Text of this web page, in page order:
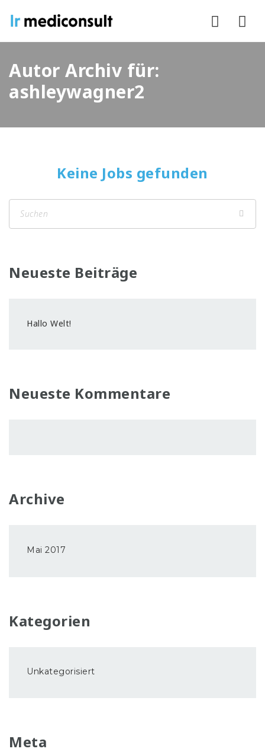
Autor Archiv für:
ashleywagner2
Keine Jobs gefunden
Neueste Beiträge
Hallo Welt!
Neueste Kommentare
Archive
Mai 2017
Kategorien
Unkategorisiert
Meta